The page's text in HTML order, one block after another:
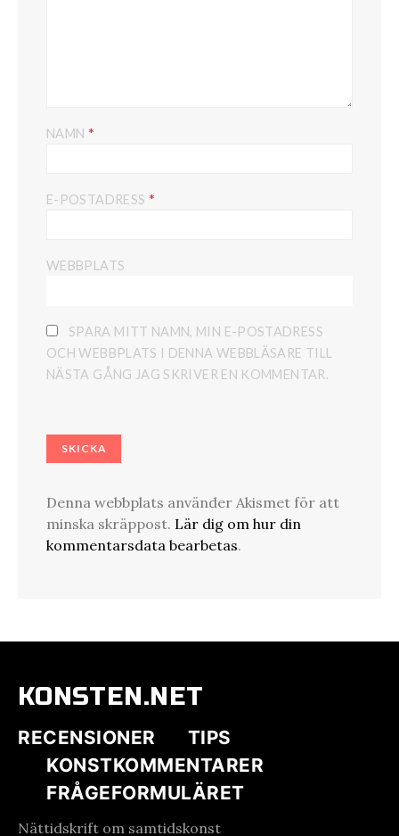
NAMN *
E-POSTADRESS *
WEBBPLATS
SPARA MITT NAMN, MIN E-POSTADRESS
OCH WEBBPLATS I DENNA WEBBLÄSARE TILL
NÄSTA GÅNG JAG SKRIVER EN KOMMENTAR.
Denna webbplats använder Akismet för att
minska skräppost. Lär dig om hur din
kommentarsdata bearbetas.
KONSTEN.NET
RECENSIONER
TIPS
KONSTKOMMENTARER
FRÅGEFORMULÄRET
Nättidskrift om samtidskonst